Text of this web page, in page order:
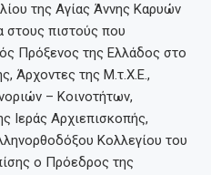
της Αγίας Άννης Καρυών
στους πιστούς που
Πρόξενος της Ελλάδος στο
Άρχοντες της Μ.τ.Χ.Ε.,
– Κοινοτήτων,
Ιεράς Αρχιεπισκοπής,
Κολλεγίου του
ο Πρόεδρος της